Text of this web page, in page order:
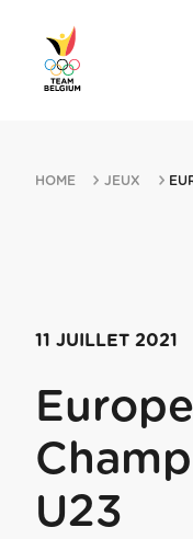
HOME JEUX
11 JUILLET 2021
U23